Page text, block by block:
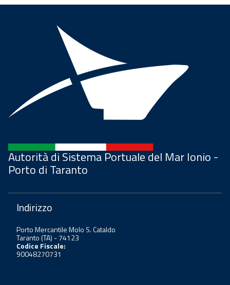
Autorità di Sistema Portuale del Mar Ionio -
Porto di Taranto
Indirizzo
Porto Mercantile Molo S. Cataldo
Taranto (TA) - 74123
Codice Fiscale:
90048270731